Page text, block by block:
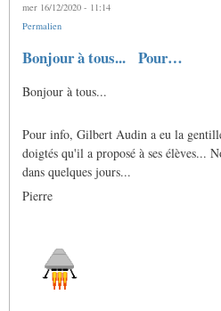
mer 16/12/2020 - 11:14
Permalien
Bonjour à tous... Pour…
Bonjour à tous...
Pour info, Gilbert Audin a eu la
doigtés qu'il a proposé à ses élèves...
dans quelques jours...
Pierre